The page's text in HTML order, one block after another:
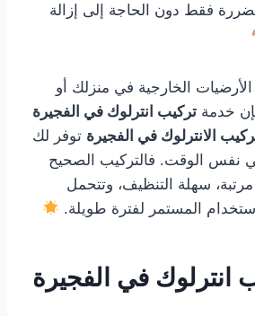
فقط دون الحاجة إلى إزالة
الأرضيات الخارجية في منزلك أو
خدمة تركيب انترلوك في الفجيرة
الانترلوك في الفجيرة توفر لك
في نفس الوقت. فالتركيب الصحيح
سهلة التنظيف، وتتحمل
المستمر لفترة طويلة.
انترلوك في الفجيرة